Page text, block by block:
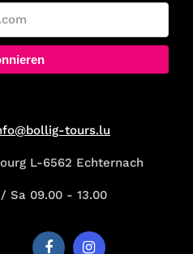
tours.lu
L-6562 Echternach
Sa 09.00 - 13.00